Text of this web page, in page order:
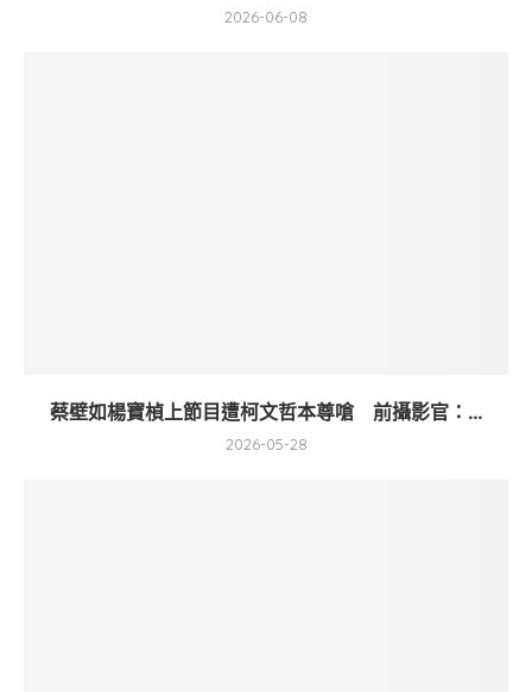
2026-06-08
蔡壁如楊寶楨上節目遭柯文哲本尊嗆 前攝影官：...
2026-05-28